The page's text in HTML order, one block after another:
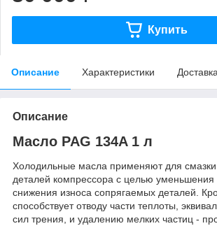
Купить
Описание Характеристики Доставка
Описание
Масло PAG 134A 1 л
Холодильные масла применяют для
деталей компрессора с целью уменьшения
снижения износа сопрягаемых деталей.
способствует отводу части теплоты,
сил трения, и удалению мелких частиц -